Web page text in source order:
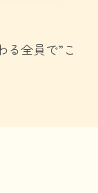
る全員で”こ